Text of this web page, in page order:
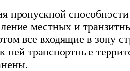
пропускной способности
местных и
все входящие в зону
транспортные